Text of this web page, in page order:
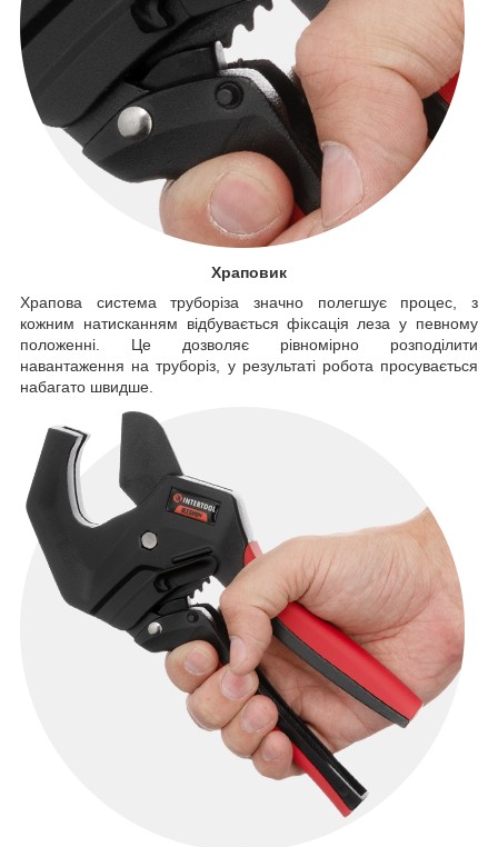
Храповик
Храпова система труборіза значно полегшує процес, з
кожним натисканням відбувається фіксація леза у певному
положенні. Це дозволяє рівномірно розподілити
навантаження на труборіз, у результаті робота просувається
набагато швидше.